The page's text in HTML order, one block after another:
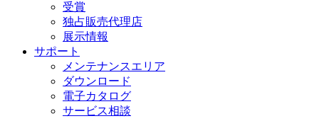
受賞
独占販売代理店
展示情報
サポート
メンテナンスエリア
ダウンロード
電子カタログ
サービス相談